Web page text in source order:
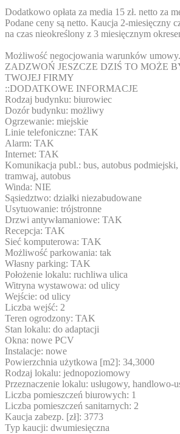
Dodatkowo opłata za media 15 zł. netto za
Podane ceny są netto. Kaucja 2-miesięczny
na czas nieokreślony z 3 miesięcznym
Możliwość negocjowania warunków umowy.
ZADZWOŃ JESZCZE DZIŚ TO MOŻE
TWOJEJ FIRMY
::DODATKOWE INFORMACJE
Rodzaj budynku: biurowiec
Dozór budynku: możliwy
Ogrzewanie: miejskie
Linie telefoniczne: TAK
Alarm: TAK
Internet: TAK
Komunikacja publ.: bus, autobus
tramwaj, autobus
Winda: NIE
Sąsiedztwo: działki niezabudowane
Usytuowanie: trójstronne
Drzwi antywłamaniowe: TAK
Recepcja: TAK
Sieć komputerowa: TAK
Możliwość parkowania: tak
Własny parking: TAK
Położenie lokalu: ruchliwa ulica
Witryna wystawowa: od ulicy
Wejście: od ulicy
Liczba wejść: 2
Teren ogrodzony: TAK
Stan lokalu: do adaptacji
Okna: nowe PCV
Instalacje: nowe
Powierzchnia użytkowa [m2]: 34,3000
Rodzaj lokalu: jednopoziomowy
Przeznaczenie lokalu: usługowy, handlowo-
Liczba pomieszczeń biurowych: 1
Liczba pomieszczeń sanitarnych: 2
Kaucja zabezp. [zł]: 3773
Typ kaucji: dwumiesięczna